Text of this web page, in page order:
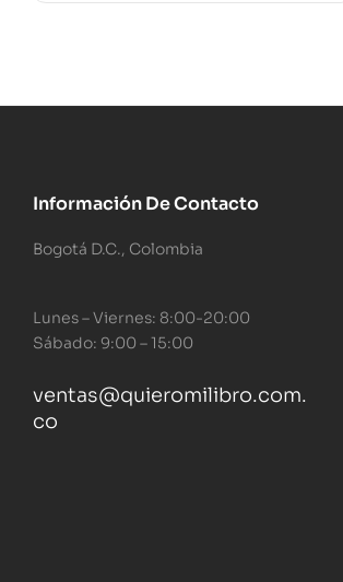
Información De Contacto
Bogotá D.C., Colombia
Lunes – Viernes: 8:00-20:00
Sábado: 9:00 – 15:00
ventas@quieromilibro.com.
co